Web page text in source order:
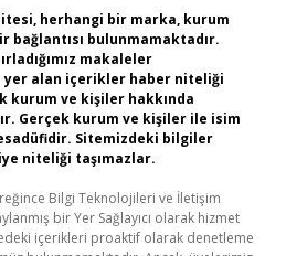
herhangi bir marka, kurum
bağlantısı bulunmamaktadır.
makaleler
yer alan içerikler haber niteliği
kurum ve kişiler hakkında
Gerçek kurum ve kişiler ile isim
Sitemizdeki bilgiler
niteliği taşımazlar.
Bilgi Teknolojileri ve İletişim
bir Yer Sağlayıcı olarak hizmet
içerikleri proaktif olarak denetleme